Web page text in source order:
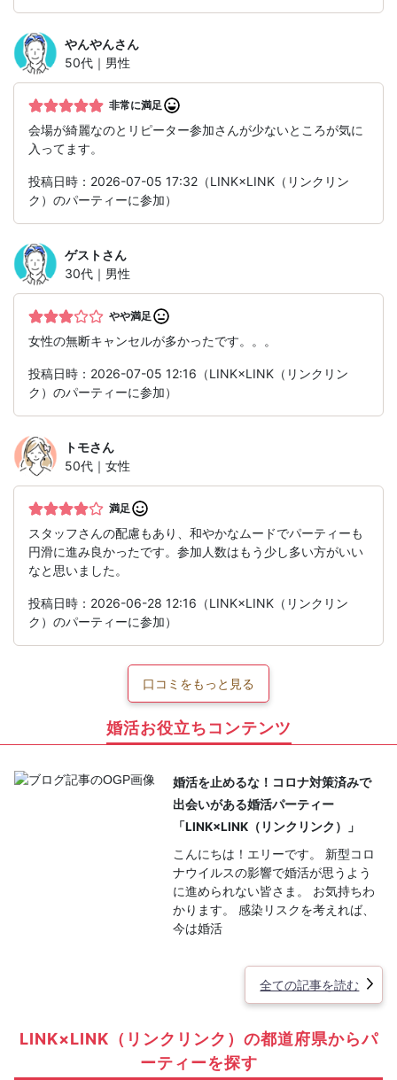
やんやんさん
50代｜男性
非常に満足
会場が綺麗なのとリピーター参加さんが少ないところが気に
入ってます。
投稿日時：2026-07-05 17:32（LINK×LINK（リンクリン
ク）のパーティーに参加）
ゲストさん
30代｜男性
やや満足
女性の無断キャンセルが多かったです。。。
投稿日時：2026-07-05 12:16（LINK×LINK（リンクリン
ク）のパーティーに参加）
トモさん
50代｜女性
満足
スタッフさんの配慮もあり、和やかなムードでパーティーも
円滑に進み良かったです。参加人数はもう少し多い方がいい
なと思いました。
投稿日時：2026-06-28 12:16（LINK×LINK（リンクリン
ク）のパーティーに参加）
口コミをもっと見る
婚活お役立ちコンテンツ
婚活を止めるな！コロナ対策済みで
出会いがある婚活パーティー
「LINK×LINK（リンクリンク）」
こんにちは！エリーです。 新型コロ
ナウイルスの影響で婚活が思うよう
に進められない皆さま。 お気持ちわ
かります。 感染リスクを考えれば、
今は婚活
全ての記事を読む
LINK×LINK（リンクリンク）の都道府県からパ
ーティーを探す